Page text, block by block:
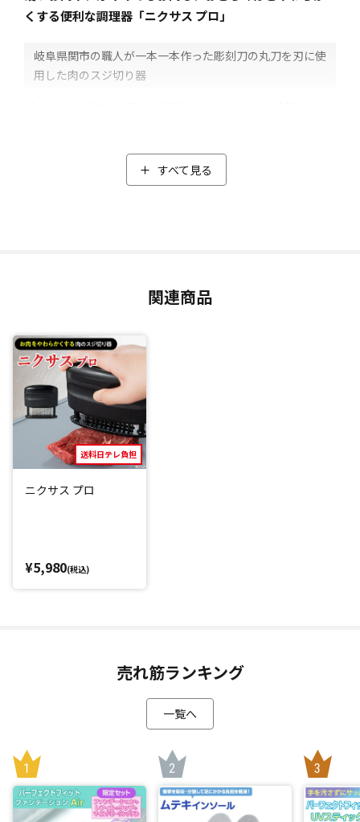
くする便利な調理器「ニクサス プロ」
岐阜県関市の職人が一本一本作った彫刻刀の丸刀を刃に使
用した肉のスジ切り器
穴は開いても、実際にスジを断ち切っているとは言えませ
使い方は簡単。上から軽くポンポンと押すだけで、スジをザ
クザクと断ち切り、お肉をやわらかくします。
「今日のお肉硬いかも」と思っていたお肉も、「ニクサス プ
ロ」を使い、いつものように調理するだけで、嚙み切りやす
く、よりおいしいお肉に仕上がります。
ぜひ、牛肉や豚肉はもちろん、パサパサになりがちな鶏のむ
ね肉など、色々なお肉でお試しください。
火の通り、味の染み込みも良くなる
返りを抑えられる効果が期待できます。
また穴が開くことにより味の染み込みもよく面倒な下ごしら
刃先を守るガイドピン(*1)＆簡単お手入れ！
「ニクサス プロ」は、使う側のことも考えられて設計されて
イドピンを両端に配置。
まな板は傷つきにくく(*1)、刃先が硬いまな板に当たるのを
防いでくれます。
また、生肉を扱うためお手入れは大変重要。
すべて見る
関連商品
送料日テレ負担
ニクサス プロ
¥5,980(税込)
売れ筋ランキング
一覧へ